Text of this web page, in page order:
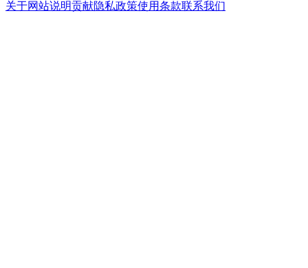
关于网站说明贡献隐私政策使用条款联系我们